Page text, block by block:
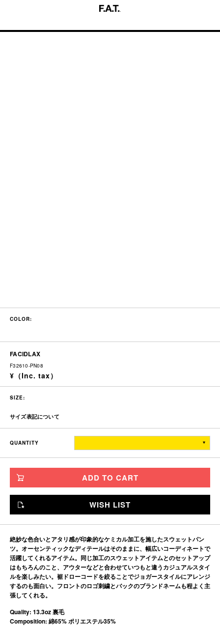
FACIDLAX
F32610-PN08
COLOR:
SIZE:
サイズ表記について
ウエスト 渡り幅 股上 レングス
裾幅
76-104 40.5 32 67
20.5
SKINNY
80-108 41.5 33 69
21.5
FAT
86-114 43
JUMBO
94-122 45 35 73 23.5
QUANTITY
ADD TO CART
WISH LIST
絶妙な色合いとアタリ感が印象的なケミカル加工を施したスウェットパン
ツ。オーセンティックなディテールはそのままに、幅広いコーディネートで
活躍してくれるアイテム。同じ加工のスウェットアイテムとのセットアップ
はもちろんのこと、アウターなどと合わせていつもと違うカジュアルスタイ
ルを楽しみたい。裾ドローコードを絞ることでジョガースタイルにアレンジ
するのも面白い。フロントのロゴ刺繍とバックのブランドネームも程よく主
張してくれる。
Quality: 13.3oz 裏毛
Composition: 綿65% ポリエステル35%